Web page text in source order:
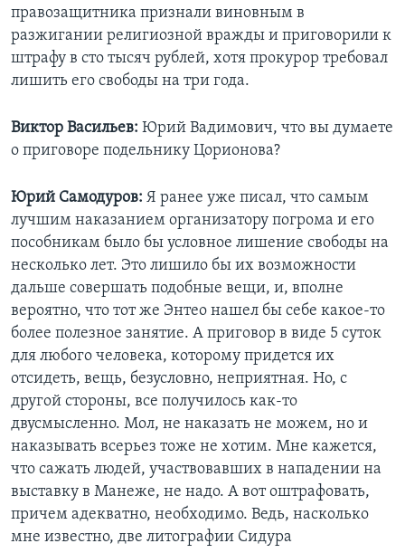
правозащитника признали виновным в
разжигании религиозной вражды и приговорили к
штрафу в сто тысяч рублей, хотя прокурор требовал
лишить его свободы на три года.
Виктор Васильев: Юрий Вадимович, что вы думаете
о приговоре подельнику Цорионова?
Юрий Самодуров: Я ранее уже писал, что самым
лучшим наказанием организатору погрома и его
пособникам было бы условное лишение свободы на
несколько лет. Это лишило бы их возможности
дальше совершать подобные вещи, и, вполне
вероятно, что тот же Энтео нашел бы себе какое-то
более полезное занятие. А приговор в виде 5 суток
для любого человека, которому придется их
отсидеть, вещь, безусловно, неприятная. Но, с
другой стороны, все получилось как-то
двусмысленно. Мол, не наказать не можем, но и
наказывать всерьез тоже не хотим. Мне кажется,
что сажать людей, участвовавших в нападении на
выставку в Манеже, не надо. А вот оштрафовать,
причем адекватно, необходимо. Ведь, насколько
мне известно, две литографии Сидура